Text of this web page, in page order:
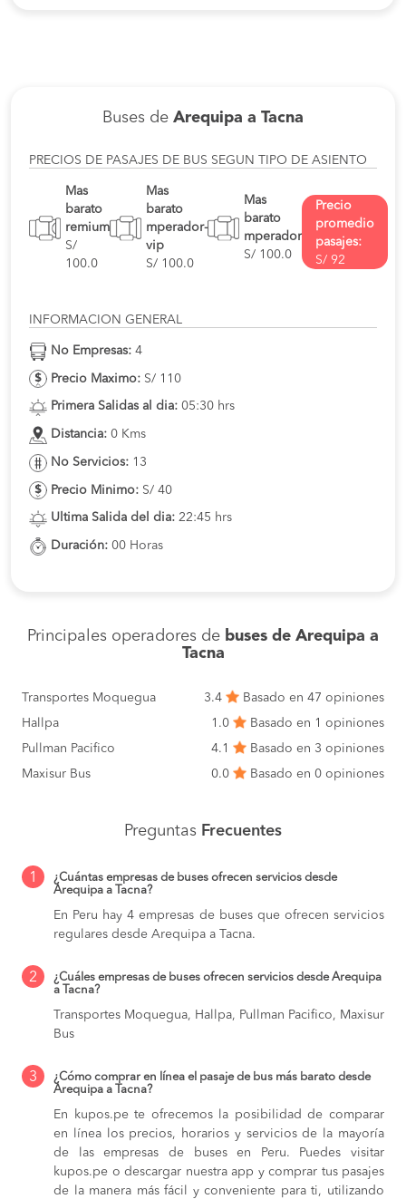
Buses de Arequipa a Tacna
PRECIOS DE PASAJES DE BUS SEGUN TIPO DE ASIENTO
Mas
barato
remium
S/
100.0
Mas
barato
mperador-
vip
S/ 100.0
Mas
barato
mperador
S/ 100.0
Precio
promedio
pasajes:
S/ 92
INFORMACION GENERAL
No Empresas: 4
Precio Maximo: S/ 110
Primera Salidas al dia: 05:30 hrs
Distancia: 0 Kms
No Servicios: 13
Precio Minimo: S/ 40
Ultima Salida del dia: 22:45 hrs
Duración: 00 Horas
Principales operadores de buses de Arequipa a
Tacna
Transportes Moquegua 3.4
Basado en 47 opiniones
Hallpa
1.0
Basado en 1 opiniones
Pullman Pacifico
4.1
Basado en 3 opiniones
Maxisur Bus
0.0 Basado en 0 opiniones
Preguntas Frecuentes
1
¿Cuántas empresas de buses ofrecen servicios desde
Arequipa a Tacna?
En Peru hay 4 empresas de buses que ofrecen servicios
regulares desde Arequipa a Tacna.
2
¿Cuáles empresas de buses ofrecen servicios desde Arequipa
a Tacna?
Transportes Moquegua, Hallpa, Pullman Pacifico, Maxisur
Bus
3
¿Cómo comprar en línea el pasaje de bus más barato desde
Arequipa a Tacna?
En kupos.pe te ofrecemos la posibilidad de comparar
en línea los precios, horarios y servicios de la mayoría
de las empresas de buses en Peru. Puedes visitar
kupos.pe o descargar nuestra app y comprar tus pasajes
de la manera más fácil y conveniente para ti, utilizando